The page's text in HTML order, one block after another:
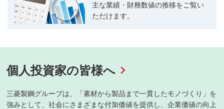
主な業績・財務数値の推移をご覧い
ただけます。
個人投資家の皆様へ
三菱製鋼グループは、「素材から製品まで一貫したモノづくり」を
強みとして、社会にさまざまな付加価値を提供し、企業価値の向上